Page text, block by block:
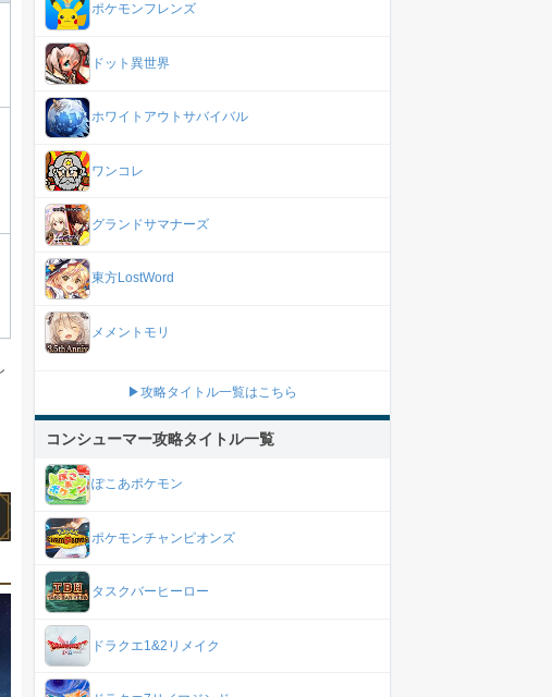
ポケモンフレンズ
ドット異世界
ホワイトアウトサバイバル
ワンコレ
グランドサマナーズ
東方LostWord
メメントモリ
▶攻略タイトル一覧はこちら
コンシューマー攻略タイトル一覧
ぽこあポケモン
ポケモンチャンピオンズ
タスクバーヒーロー
ドラクエ1&2リメイク